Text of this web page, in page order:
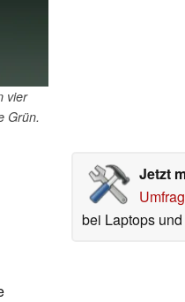
vier
Grün.
Jetzt
bei Laptops